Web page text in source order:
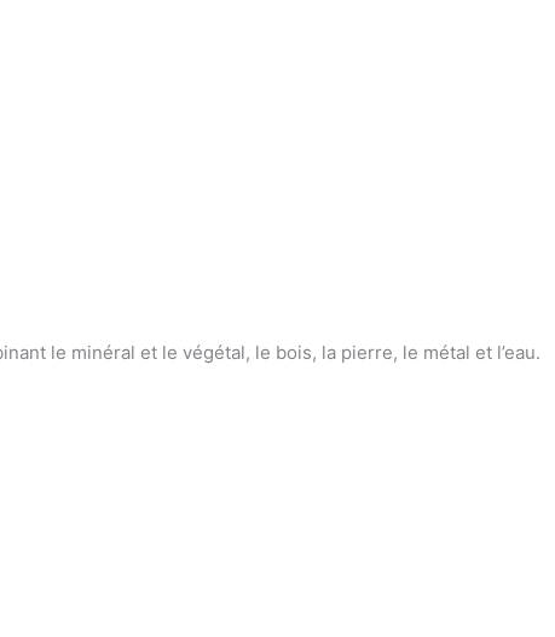
le minéral et le végétal, le bois, la pierre, le métal et l’eau.